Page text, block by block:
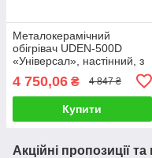
Металокерамічний
обігрівач UDEN-500D
«Універсал», настінний, з
кабелем 2 м і вилкою, до
10 м²
4 750,06 ₴ 4 847 ₴
Купити
Акційні пропозиції